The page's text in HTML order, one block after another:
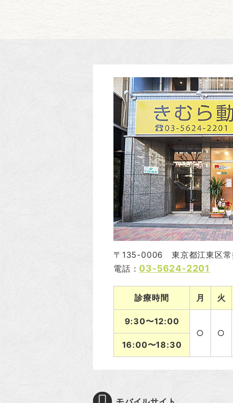
〒135-0006 東京都江東区常
電話： 03-5624-2201
診療時間 月 火
9:30〜12:00
○
○
16:00〜18:30